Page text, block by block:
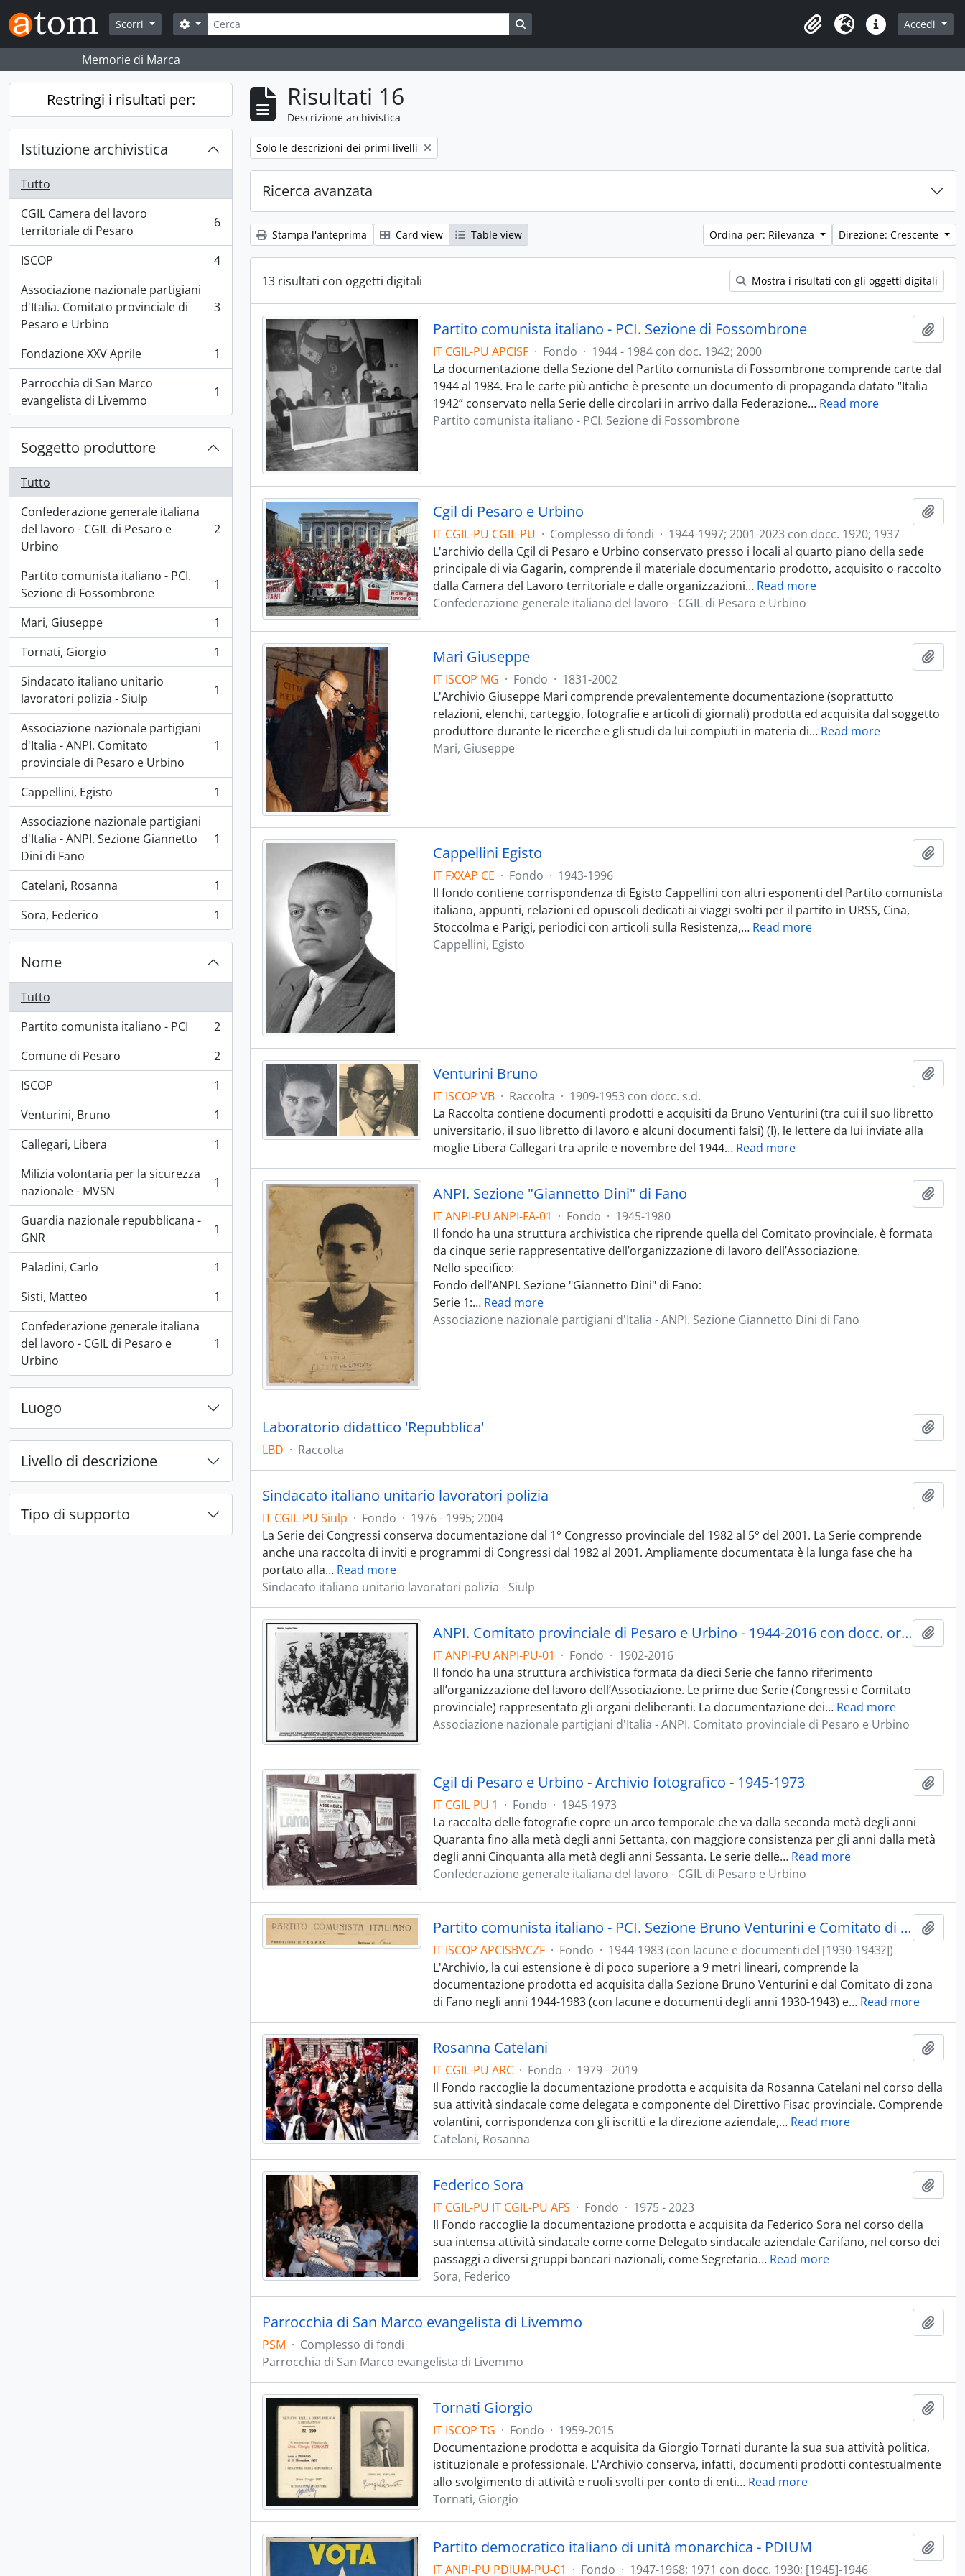
Skip to main content
Scorri
Cerca
Search options
Area di lavoro
Lingua Collegamenti veloci
Accedi
Memorie di Marca
Restringi i risultati per:
Istituzione archivistica
Tutto
CGIL Camera del lavoro
territoriale di Pesaro
, 6 risultati 6
ISCOP
, 4 risultati
4
Associazione nazionale partigiani
d'Italia. Comitato provinciale di
Pesaro e Urbino
, 3 risultati 3
Fondazione XXV Aprile
, 1 risultati
1
Parrocchia di San Marco
evangelista di Livemmo
, 1 risultati 1
Soggetto produttore
Tutto
Confederazione generale italiana
del lavoro - CGIL di Pesaro e
Urbino
, 2 risultati 2
Partito comunista italiano - PCI.
Sezione di Fossombrone
, 1 risultati 1
Mari, Giuseppe
, 1 risultati
1
Tornati, Giorgio
, 1 risultati
1
Sindacato italiano unitario
lavoratori polizia - Siulp
, 1 risultati 1
Associazione nazionale partigiani
d'Italia - ANPI. Comitato
provinciale di Pesaro e Urbino
, 1 risultati 1
Cappellini, Egisto
, 1 risultati
1
Associazione nazionale partigiani
d'Italia - ANPI. Sezione Giannetto
Dini di Fano
, 1 risultati 1
Catelani, Rosanna
, 1 risultati
1
Sora, Federico
, 1 risultati 1
Nome
Tutto
Partito comunista italiano - PCI
, 2 risultati
2
Comune di Pesaro
, 2 risultati
2
ISCOP
, 1 risultati
1
Venturini, Bruno
, 1 risultati
1
Callegari, Libera
, 1 risultati
1
Milizia volontaria per la sicurezza
nazionale - MVSN
, 1 risultati 1
Guardia nazionale repubblicana -
GNR
, 1 risultati 1
Paladini, Carlo
, 1 risultati
1
Sisti, Matteo
, 1 risultati
1
Confederazione generale italiana
del lavoro - CGIL di Pesaro e
Urbino
, 1 risultati 1
Luogo
Livello di descrizione
Tipo di supporto
Risultati 16
Descrizione archivistica
Remove filter:
Solo le descrizioni dei primi livelli
Ricerca avanzata
Stampa l'anteprima Card view Table view Ordina per: Rilevanza Direzione: Crescente
13 risultati con oggetti digitali Mostra i risultati con gli oggetti digitali
Partito comunista italiano - PCI. Sezione di Fossombrone
IT CGIL-PU APCISF · Fondo · 1944 - 1984 con doc. 1942; 2000
La documentazione della Sezione del Partito comunista di Fossombrone comprende carte dal
1944 al 1984. Fra le carte più antiche è presente un documento di propaganda datato “Italia
1942” conservato nella Serie delle circolari in arrivo dalla Federazione… Read more
Partito comunista italiano - PCI. Sezione di Fossombrone
Cgil di Pesaro e Urbino
IT CGIL-PU CGIL-PU · Complesso di fondi · 1944-1997; 2001-2023 con docc. 1920; 1937
L'archivio della Cgil di Pesaro e Urbino conservato presso i locali al quarto piano della sede
principale di via Gagarin, comprende il materiale documentario prodotto, acquisito o raccolto
dalla Camera del Lavoro territoriale e dalle organizzazioni… Read more
Confederazione generale italiana del lavoro - CGIL di Pesaro e Urbino
Mari Giuseppe
IT ISCOP MG · Fondo · 1831-2002
L'Archivio Giuseppe Mari comprende prevalentemente documentazione (soprattutto
relazioni, elenchi, carteggio, fotografie e articoli di giornali) prodotta ed acquisita dal soggetto
produttore durante le ricerche e gli studi da lui compiuti in materia di… Read more
Mari, Giuseppe
Cappellini Egisto
IT FXXAP CE · Fondo · 1943-1996
Il fondo contiene corrispondenza di Egisto Cappellini con altri esponenti del Partito comunista
italiano, appunti, relazioni ed opuscoli dedicati ai viaggi svolti per il partito in URSS, Cina,
Stoccolma e Parigi, periodici con articoli sulla Resistenza,… Read more
Cappellini, Egisto
Venturini Bruno
IT ISCOP VB · Raccolta · 1909-1953 con docc. s.d.
La Raccolta contiene documenti prodotti e acquisiti da Bruno Venturini (tra cui il suo libretto
universitario, il suo libretto di lavoro e alcuni documenti falsi) (I), le lettere da lui inviate alla
moglie Libera Callegari tra aprile e novembre del 1944… Read more
ANPI. Sezione "Giannetto Dini" di Fano
IT ANPI-PU ANPI-FA-01 · Fondo · 1945-1980
Il fondo ha una struttura archivistica che riprende quella del Comitato provinciale, è formata
da cinque serie rappresentative dell’organizzazione di lavoro dell’Associazione.
Nello specifico:
Fondo dell’ANPI. Sezione "Giannetto Dini" di Fano:
Serie 1:… Read more
Associazione nazionale partigiani d'Italia - ANPI. Sezione Giannetto Dini di Fano
Laboratorio didattico 'Repubblica'
LBD · Raccolta
Sindacato italiano unitario lavoratori polizia
IT CGIL-PU Siulp · Fondo · 1976 - 1995; 2004
La Serie dei Congressi conserva documentazione dal 1° Congresso provinciale del 1982 al 5° del 2001. La Serie comprende
anche una raccolta di inviti e programmi di Congressi dal 1982 al 2001. Ampliamente documentata è la lunga fase che ha
portato alla… Read more
Sindacato italiano unitario lavoratori polizia - Siulp
ANPI. Comitato provinciale di Pesaro e Urbino - 1944-2016 con docc. originali e in copia 1850-1882; 1902-1943
IT ANPI-PU ANPI-PU-01 · Fondo · 1902-2016
Il fondo ha una struttura archivistica formata da dieci Serie che fanno riferimento
all’organizzazione del lavoro dell’Associazione. Le prime due Serie (Congressi e Comitato
provinciale) rappresentato gli organi deliberanti. La documentazione dei… Read more
Associazione nazionale partigiani d'Italia - ANPI. Comitato provinciale di Pesaro e Urbino
Cgil di Pesaro e Urbino - Archivio fotografico - 1945-1973
IT CGIL-PU 1 · Fondo · 1945-1973
La raccolta delle fotografie copre un arco temporale che va dalla seconda metà degli anni
Quaranta fino alla metà degli anni Settanta, con maggiore consistenza per gli anni dalla metà
degli anni Cinquanta alla metà degli anni Sessanta. Le serie delle… Read more
Confederazione generale italiana del lavoro - CGIL di Pesaro e Urbino
Partito comunista italiano - PCI. Sezione Bruno Venturini e Comitato di zona di Fano
IT ISCOP APCISBVCZF · Fondo · 1944-1983 (con lacune e documenti del [1930-1943?])
L'Archivio, la cui estensione è di poco superiore a 9 metri lineari, comprende la
documentazione prodotta ed acquisita dalla Sezione Bruno Venturini e dal Comitato di zona
di Fano negli anni 1944-1983 (con lacune e documenti degli anni 1930-1943) e… Read more
Rosanna Catelani
IT CGIL-PU ARC · Fondo · 1979 - 2019
Il Fondo raccoglie la documentazione prodotta e acquisita da Rosanna Catelani nel corso della
sua attività sindacale come delegata e componente del Direttivo Fisac provinciale. Comprende
volantini, corrispondenza con gli iscritti e la direzione aziendale,… Read more
Catelani, Rosanna
Federico Sora
IT CGIL-PU IT CGIL-PU AFS · Fondo · 1975 - 2023
Il Fondo raccoglie la documentazione prodotta e acquisita da Federico Sora nel corso della
sua intensa attività sindacale come come Delegato sindacale aziendale Carifano, nel corso dei
passaggi a diversi gruppi bancari nazionali, come Segretario… Read more
Sora, Federico
Parrocchia di San Marco evangelista di Livemmo
PSM · Complesso di fondi
Parrocchia di San Marco evangelista di Livemmo
Tornati Giorgio
IT ISCOP TG · Fondo · 1959-2015
Documentazione prodotta e acquisita da Giorgio Tornati durante la sua sua attività politica,
istituzionale e professionale. L'Archivio conserva, infatti, documenti prodotti contestualmente
allo svolgimento di attività e ruoli svolti per conto di enti… Read more
Tornati, Giorgio
Partito democratico italiano di unità monarchica - PDIUM
IT ANPI-PU PDIUM-PU-01 · Fondo · 1947-1968; 1971 con docc. 1930; [1945]-1946